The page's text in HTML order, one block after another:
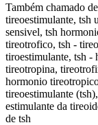
Também chamado
tireoestimulante, tsh
sensivel, tsh
tireotrofico, tsh -
tiroestimulante, tsh -
tireotropina,
hormonio
tireoestimulante
estimulante da
de tsh